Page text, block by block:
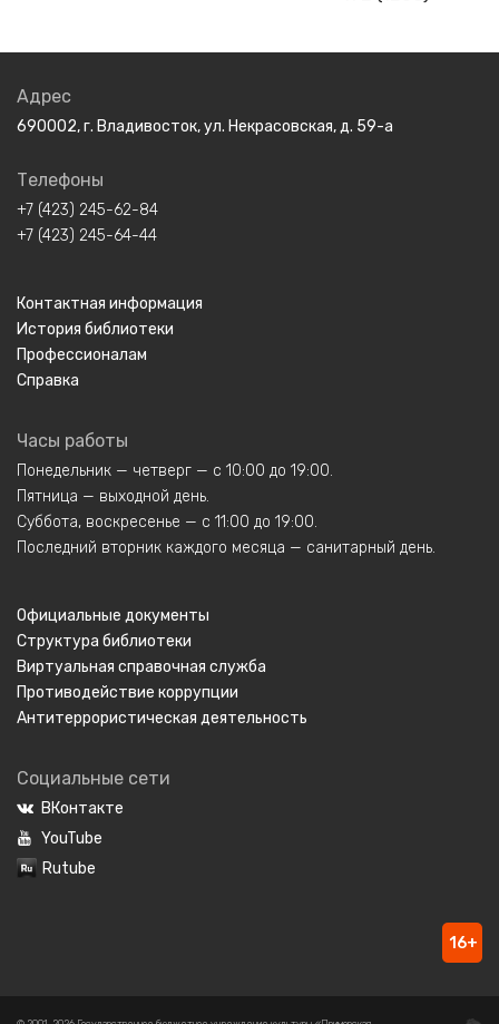
Адрес
690002, г. Владивосток, ул. Некрасовская, д. 59-а
Телефоны
+7 (423) 245-62-84
+7 (423) 245-64-44
Контактная информация
История библиотеки
Профессионалам
Справка
Часы работы
Понедельник — четверг — с 10:00 до 19:00.
Пятница — выходной день.
Суббота, воскресенье — с 11:00 до 19:00.
Последний вторник каждого месяца — санитарный день.
Официальные документы
Структура библиотеки
Виртуальная справочная служба
Противодействие коррупции
Антитеррористическая деятельность
Социальные сети
ВКонтакте
YouTube
Rutube
16+